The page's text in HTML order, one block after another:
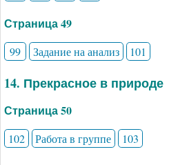
Страница 49
99 Задание на анализ 101
14. Прекрасное в природе
Страница 50
102 Работа в группе 103